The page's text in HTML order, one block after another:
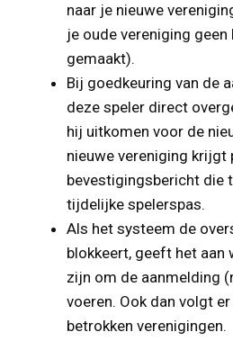
naar je nieuwe
je oude vereniging
gemaakt).
Bij goedkeuring van de
deze speler direct
hij uitkomen voor de
nieuwe vereniging krijgt
bevestigingsbericht die
tijdelijke spelerspas.
Als het systeem de
blokkeert, geeft het aan
zijn om de aanmelding
voeren. Ook dan volgt
betrokken verenigingen.